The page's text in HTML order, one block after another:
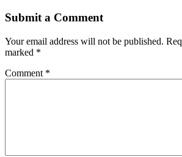
Submit a Comment
Your email address will not be published.
marked *
Comment *